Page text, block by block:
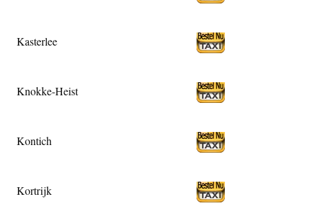
Kasterlee
Knokke-Heist
Kontich
Kortrijk